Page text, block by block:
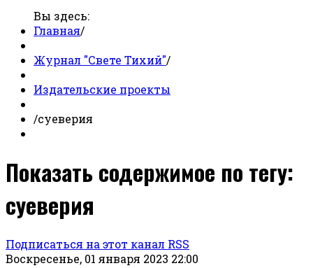
Вы здесь:
Главная/
Журнал "Свете Тихий"/
Издательские проекты
/суеверия
Показать содержимое по тегу:
суеверия
Подписаться на этот канал RSS
Воскресенье, 01 января 2023 22:00